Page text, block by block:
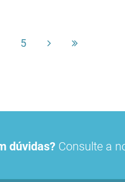
5
dúvidas? Consulte a